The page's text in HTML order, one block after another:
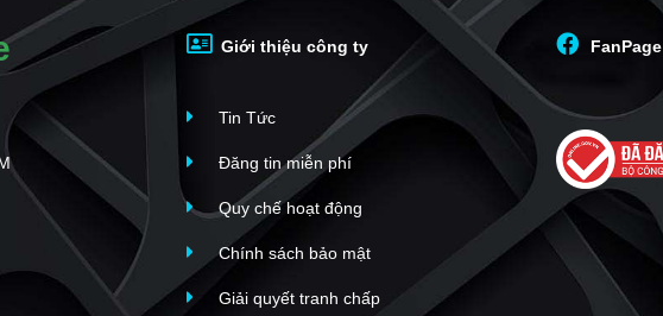
Giới thiệu công ty
Tin Tức
Đăng tin miễn phí
Quy chế hoạt động
Chính sách bảo mật
Giải quyết tranh chấp
FanPage